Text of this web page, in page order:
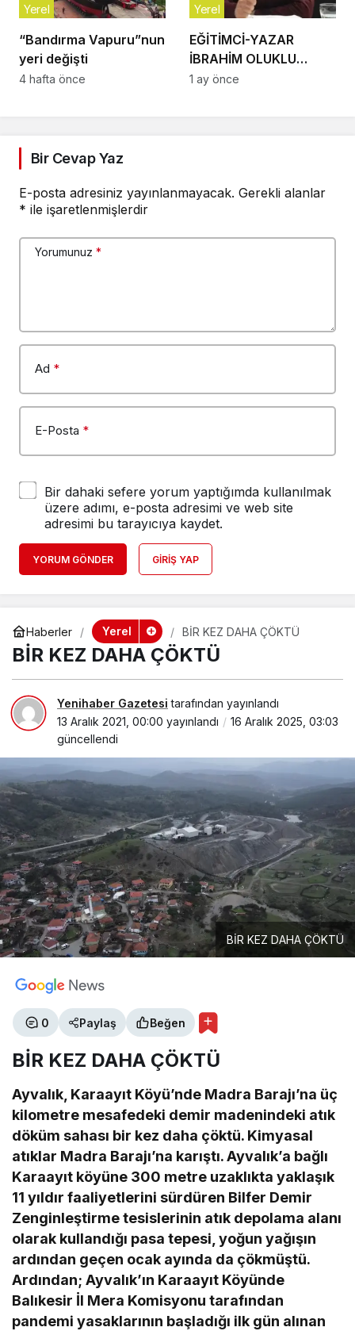
“Bandırma Vapuru”nun
yeri değişti
Yerel
4 hafta önce
EĞİTİMCİ-YAZAR
İBRAHİM OLUKLU
VEFAT ETTİ
Yerel
1 ay önce
Bir Cevap Yaz
E-posta adresiniz yayınlanmayacak. Gerekli alanlar
* ile işaretlenmişlerdir
Yorumunuz *
Ad *
E-Posta *
Bir dahaki sefere yorum yaptığımda kullanılmak
üzere adımı, e-posta adresimi ve web site
adresimi bu tarayıcıya kaydet.
YORUM GÖNDER GIRIŞ YAP
Haberler Yerel BİR KEZ DAHA ÇÖKTÜ
BİR KEZ DAHA ÇÖKTÜ
Yenihaber Gazetesi tarafından yayınlandı
13 Aralık 2021, 00:00 yayınlandı
16 Aralık 2025, 03:03
güncellendi
BİR KEZ DAHA ÇÖKTÜ
0 Paylaş Beğen
BİR KEZ DAHA ÇÖKTÜ
Ayvalık, Karaayıt Köyü’nde Madra Barajı’na üç
kilometre mesafedeki demir madenindeki atık
döküm sahası bir kez daha çöktü. Kimyasal
atıklar Madra Barajı’na karıştı. Ayvalık’a bağlı
Karaayıt köyüne 300 metre uzaklıkta yaklaşık
11 yıldır faaliyetlerini sürdüren Bilfer Demir
Zenginleştirme tesislerinin atık depolama alanı
olarak kullandığı pasa tepesi, yoğun yağışın
ardından geçen ocak ayında da çökmüştü.
Ardından; Ayvalık’ın Karaayıt Köyünde
Balıkesir İl Mera Komisyonu tarafından
pandemi yasaklarının başladığı ilk gün alınan